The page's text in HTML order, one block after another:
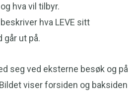
hva vil tilbyr.
hva LEVE sitt
går ut på.
seg ved eksterne besøk og på
viser forsiden og baksiden